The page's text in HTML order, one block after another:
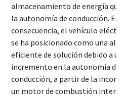
almacenamiento de energía
la autonomía de conducción. En
consecuencia, el vehículo
se ha posicionado como una
eficiente de solución debido a un
incremento en la autonomía de
conducción, a partir de la
un motor de combustión